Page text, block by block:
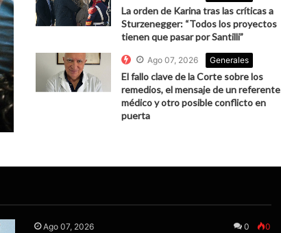
La orden de Karina tras las críticas a
Sturzenegger: “Todos los proyectos
tienen que pasar por Santilli”
Ago 07, 2026 Generales
El fallo clave de la Corte sobre los
remedios, el mensaje de un referente
médico y otro posible conflicto en
puerta
Ago 07, 2026 0 0